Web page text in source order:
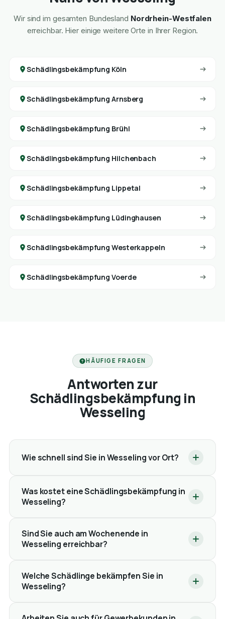
Wir sind im gesamten Bundesland Nordrhein-Westfalen
erreichbar. Hier einige weitere Orte in Ihrer Region.
Schädlingsbekämpfung Köln
Schädlingsbekämpfung Arnsberg
Schädlingsbekämpfung Brühl
Schädlingsbekämpfung Hilchenbach
Schädlingsbekämpfung Lippetal
Schädlingsbekämpfung Lüdinghausen
Schädlingsbekämpfung Westerkappeln
Schädlingsbekämpfung Voerde
HÄUFIGE FRAGEN
Antworten zur
Schädlingsbekämpfung in
Wesseling
Wie schnell sind Sie in Wesseling vor Ort?
Was kostet eine Schädlingsbekämpfung in
Wesseling?
Sind Sie auch am Wochenende in
Wesseling erreichbar?
Welche Schädlinge bekämpfen Sie in
Wesseling?